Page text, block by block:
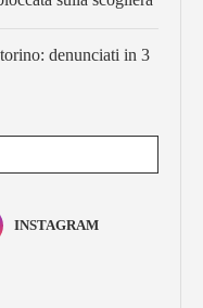
denunciati in 3
INSTAGRAM